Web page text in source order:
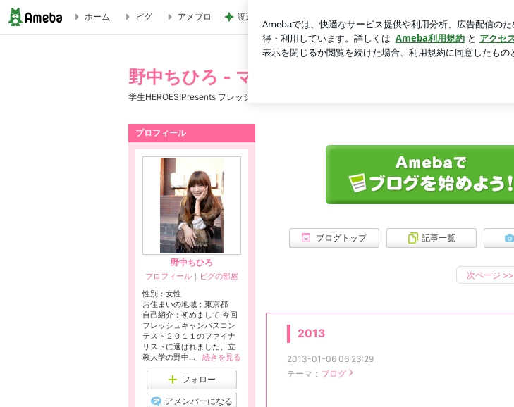
ホーム ピグ アメブロ 渡辺美奈代 欲しかった保存容器
野中ちひろ - マイペース全開の博多っ娘
学生HEROES!Presents フレッシュキャンパスコンテスト2011 候補者No.07 野中ちひろのブログです
ブログトップ 記事一覧
次ページ >>
2013
2013-01-06 06:23:29
テーマ： ブログ
プロフィール
野中ちひろ
プロフィール ｜ ピグの部屋
性別： 女性
お住まいの地域： 東京都
自己紹介：初めまして 今回
フレッシュキャンパスコン
テスト２０１１のファイナ
リストに選ばれました、立
教大学の野中...
続きを見る
フォロー
アメンバーになる